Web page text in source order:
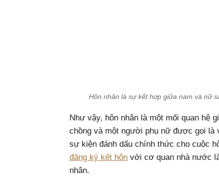
Hôn nhân là sự kết hợp giữa nam và nữ
Như vậy, hôn nhân là một mối quan hệ
chồng và một người phụ nữ được gọi
sự kiện đánh dấu chính thức cho cuộc
đăng ký kết hôn với cơ quan nhà nước
nhân.